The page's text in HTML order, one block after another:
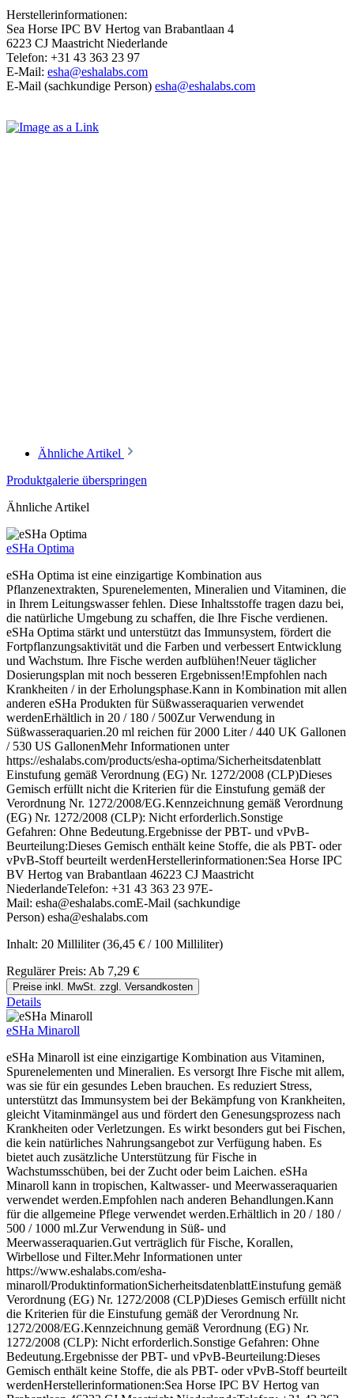
Herstellerinformationen:
Sea Horse IPC BV Hertog van Brabantlaan 4
6223 CJ Maastricht Niederlande
Telefon: +31 43 363 23 97
E-Mail: esha@eshalabs.com
E-Mail (sachkundige Person) esha@eshalabs.com
Ähnliche Artikel
Produktgalerie überspringen
Ähnliche Artikel
eSHa Optima
eSHa Optima ist eine einzigartige Kombination aus
Pflanzenextrakten, Spurenelementen, Mineralien und Vitaminen, die
in Ihrem Leitungswasser fehlen. Diese Inhaltsstoffe tragen dazu bei,
die natürliche Umgebung zu schaffen, die Ihre Fische verdienen.
eSHa Optima stärkt und unterstützt das Immunsystem, fördert die
Fortpflanzungsaktivität und die Farben und verbessert Entwicklung
und Wachstum. Ihre Fische werden aufblühen!Neuer täglicher
Dosierungsplan mit noch besseren Ergebnissen!Empfohlen nach
Krankheiten / in der Erholungsphase.Kann in Kombination mit allen
anderen eSHa Produkten für Süßwasseraquarien verwendet
werdenErhältlich in 20 / 180 / 500Zur Verwendung in
Süßwasseraquarien.20 ml reichen für 2000 Liter / 440 UK Gallonen
/ 530 US GallonenMehr Informationen unter
https://eshalabs.com/products/esha-optima/Sicherheitsdatenblatt
Einstufung gemäß Verordnung (EG) Nr. 1272/2008 (CLP)Dieses
Gemisch erfüllt nicht die Kriterien für die Einstufung gemäß der
Verordnung Nr. 1272/2008/EG.Kennzeichnung gemäß Verordnung
(EG) Nr. 1272/2008 (CLP): Nicht erforderlich.Sonstige
Gefahren: Ohne Bedeutung.Ergebnisse der PBT- und vPvB-
Beurteilung:Dieses Gemisch enthält keine Stoffe, die als PBT- oder
vPvB-Stoff beurteilt werdenHerstellerinformationen:Sea Horse IPC
BV Hertog van Brabantlaan 46223 CJ Maastricht
NiederlandeTelefon: +31 43 363 23 97E-
Mail: esha@eshalabs.comE-Mail (sachkundige
Person) esha@eshalabs.com
Inhalt: 20 Milliliter(36,45 € / 100 Milliliter)
Regulärer Preis: Ab 7,29 €
Preise inkl. MwSt. zzgl. Versandkosten
Details
eSHa Minaroll
eSHa Minaroll ist eine einzigartige Kombination aus Vitaminen,
Spurenelementen und Mineralien. Es versorgt Ihre Fische mit allem,
was sie für ein gesundes Leben brauchen. Es reduziert Stress,
unterstützt das Immunsystem bei der Bekämpfung von Krankheiten,
gleicht Vitaminmängel aus und fördert den Genesungsprozess nach
Krankheiten oder Verletzungen. Es wirkt besonders gut bei Fischen,
die kein natürliches Nahrungsangebot zur Verfügung haben. Es
bietet auch zusätzliche Unterstützung für Fische in
Wachstumsschüben, bei der Zucht oder beim Laichen. eSHa
Minaroll kann in tropischen, Kaltwasser- und Meerwasseraquarien
verwendet werden.Empfohlen nach anderen Behandlungen.Kann
für die allgemeine Pflege verwendet werden.Erhältlich in 20 / 180 /
500 / 1000 ml.Zur Verwendung in Süß- und
Meerwasseraquarien.Gut verträglich für Fische, Korallen,
Wirbellose und Filter.Mehr Informationen unter
https://www.eshalabs.com/esha-
minaroll/ProduktinformationSicherheitsdatenblattEinstufung gemäß
Verordnung (EG) Nr. 1272/2008 (CLP)Dieses Gemisch erfüllt nicht
die Kriterien für die Einstufung gemäß der Verordnung Nr.
1272/2008/EG.Kennzeichnung gemäß Verordnung (EG) Nr.
1272/2008 (CLP): Nicht erforderlich.Sonstige Gefahren: Ohne
Bedeutung.Ergebnisse der PBT- und vPvB-Beurteilung:Dieses
Gemisch enthält keine Stoffe, die als PBT- oder vPvB-Stoff beurteilt
werdenHerstellerinformationen:Sea Horse IPC BV Hertog van